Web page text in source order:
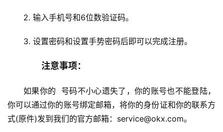
2. 输入手机号和6位数验证码。
3. 设置密码和设置手势密码后即可以完成注册。
注意事项：
如果你的  号码不小心遗失了，你的账号也不能登陆，
你可以通过你的账号绑定邮箱，将你的身份证和你的联系方
式(原件)发到我们的官方邮箱：service@okx.com。